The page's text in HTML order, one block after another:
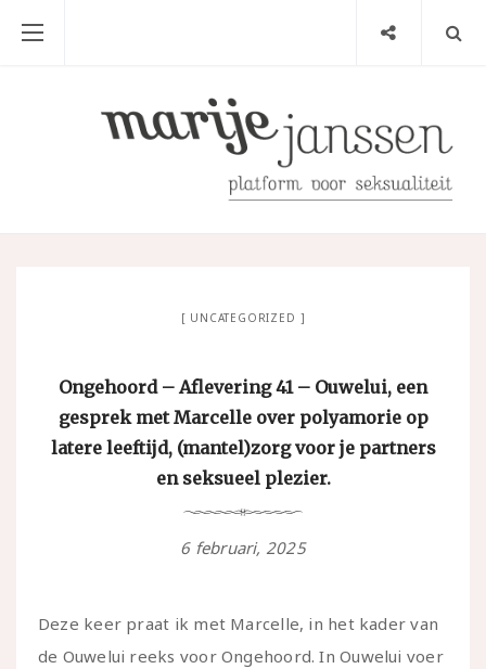
UNCATEGORIZED
Ongehoord – Aflevering 41 – Ouwelui, een
gesprek met Marcelle over polyamorie op
latere leeftijd, (mantel)zorg voor je partners
en seksueel plezier.
6 februari, 2025
Deze keer praat ik met Marcelle, in het kader van
de Ouwelui reeks voor Ongehoord. In Ouwelui voer